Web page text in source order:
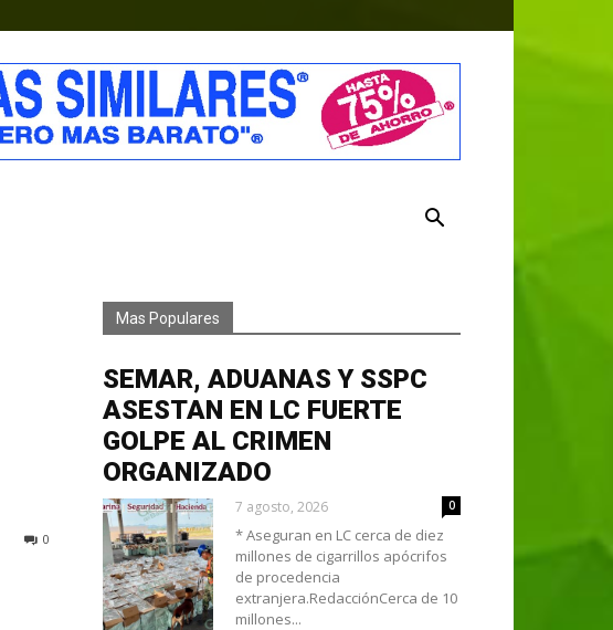
0
Mas Populares
SEMAR, ADUANAS Y SSPC
ASESTAN EN LC FUERTE
GOLPE AL CRIMEN
ORGANIZADO
7 agosto, 2026 0
* Aseguran en LC cerca de diez
millones de cigarrillos apócrifos
de procedencia
extranjera.RedacciónCerca de 10
millones...